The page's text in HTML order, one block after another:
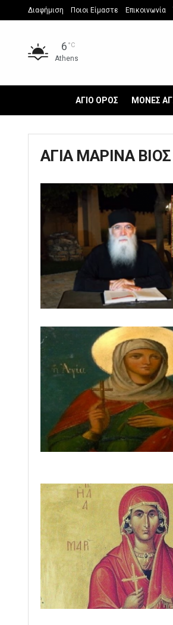
Διαφήμιση Ποιοι Είμαστε Επικοινωνία
6 °C
Athens
ΑΓΙΟ ΟΡΟΣ ΜΟΝΕΣ
ΑΓΙΑ ΜΑΡΙΝΑ ΒΙΟΣ